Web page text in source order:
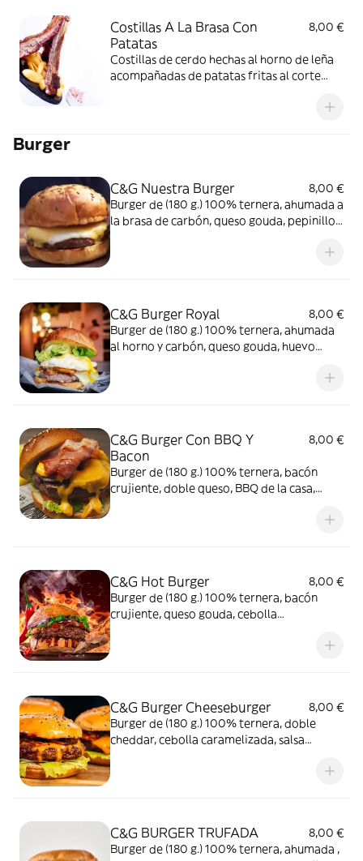
Costillas A La Brasa Con
Patatas
8,00 €
Costillas de cerdo hechas al horno de leña
acompañadas de patatas fritas al corte
Burger
C&G Nuestra Burger
8,00 €
Burger de (180 g.) 100% ternera, ahumada a
la brasa de carbón, queso gouda, pepinillos,
C&G Burger Royal
8,00 €
Burger de (180 g.) 100% ternera, ahumada
al horno y carbón, queso gouda, huevo
C&G Burger Con BBQ Y
Bacon
8,00 €
Burger de (180 g.) 100% ternera, bacón
crujiente, doble queso, BBQ de la casa,
C&G Hot Burger
8,00 €
Burger de (180 g.) 100% ternera, bacón
crujiente, queso gouda, cebolla
C&G Burger Cheeseburger
8,00 €
Burger de (180 g.) 100% ternera, doble
cheddar, cebolla caramelizada, salsa
C&G BURGER TRUFADA
8,00 €
Burger de (180 g.) 100% ternera, ahumada ,